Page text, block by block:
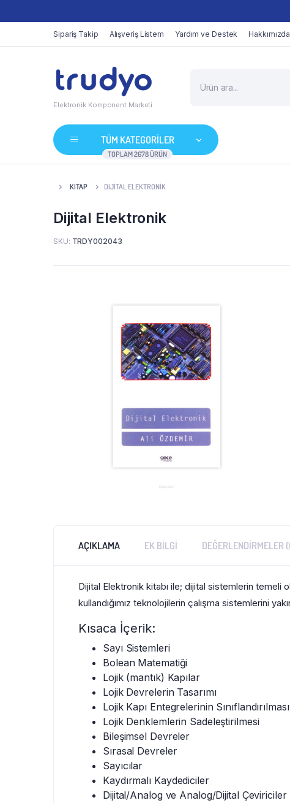
Sipariş Takip Alışveriş Listem Yardım ve Destek Hakkımızda
Elektronik Komponent Marketi
TÜM KATEGORİLER
TOPLAM 2678 ÜRÜN
KITAP DIJITAL ELEKTRONIK
Dijital Elektronik
SKU: TRDY002043
AÇIKLAMA EK BILGI DEĞERLENDIRMELER
Dijital Elektronik kitabı ile; dijital sistemlerin temeli
kullandığımız teknolojilerin çalışma sistemlerini
Kısaca İçerik:
Sayı Sistemleri
Bolean Matematiği
Lojik (mantık) Kapılar
Lojik Devrelerin Tasarımı
Lojik Kapı Entegrelerinin
Lojik Denklemlerin Sadeleştirilmesi
Bileşimsel Devreler
Sırasal Devreler
Sayıcılar
Kaydırmalı Kaydediciler
Dijital/Analog ve Analog/Dijital Çeviriciler